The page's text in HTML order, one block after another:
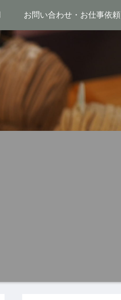
お問い合わせ・お仕事依頼